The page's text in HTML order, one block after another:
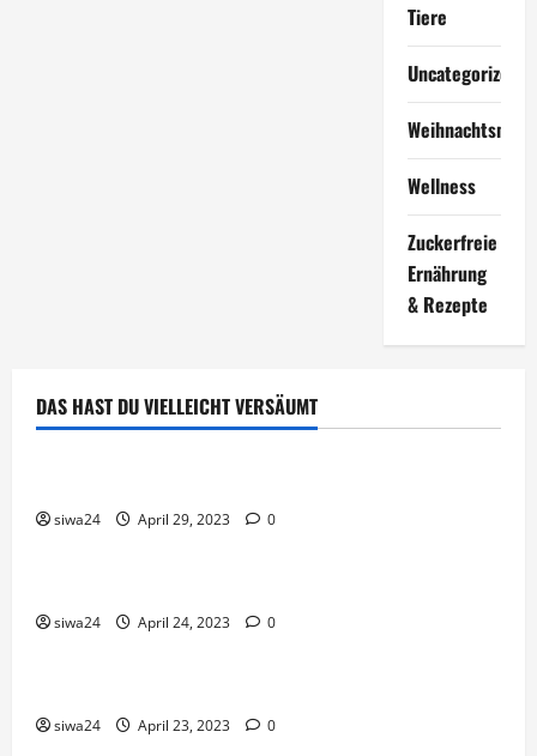
Tiere
Uncategorized
Wellness
Zuckerfreie
Ernährung
& Rezepte
DAS HAST DU VIELLEICHT VERSÄUMT
Brot & Brötchen
siwa24 April 29, 2023 0
Pfannen-Gerichte Rezepte
siwa24 April 24, 2023 0
Brot & Brötchen
siwa24 April 23, 2023 0
Brot & Brötchen